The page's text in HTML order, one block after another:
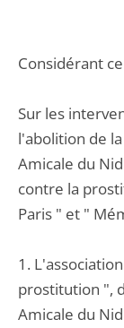
Considérant
Sur les
l'abolition de
Amicale du
contre la
Paris " et "
1.
prostitution ",
Amicale du